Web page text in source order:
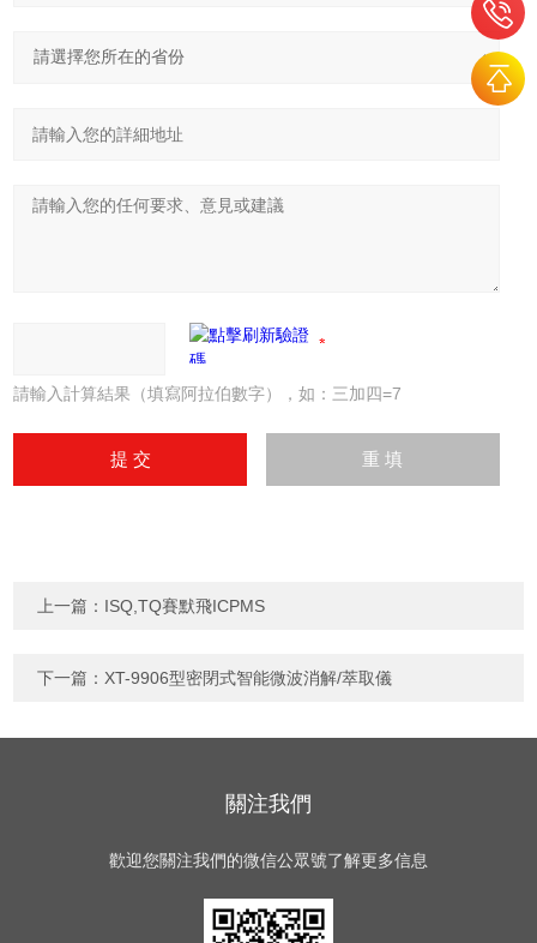
請輸入計算結果（填寫阿拉伯數字），如：三加四=7
上一篇： ISQ,TQ賽默飛ICPMS
下一篇： XT-9906型密閉式智能微波消解/萃取儀
關注我們
歡迎您關注我們的微信公眾號了解更多信息